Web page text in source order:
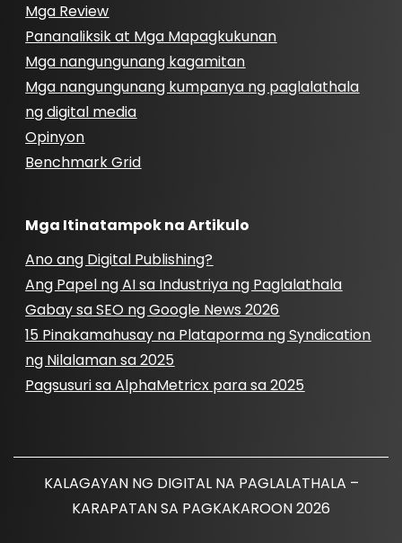
Mga Review
Pananaliksik at Mga Mapagkukunan
Mga nangungunang kagamitan
Mga nangungunang kumpanya ng paglalathala
ng digital media
Opinyon
Benchmark Grid
Mga Itinatampok na Artikulo
Ano ang Digital Publishing?
Ang Papel ng AI sa Industriya ng Paglalathala
Gabay sa SEO ng Google News 2026
15 Pinakamahusay na Plataporma ng Syndication
ng Nilalaman sa 2025
Pagsusuri sa AlphaMetricx para sa 2025
KALAGAYAN NG DIGITAL NA PAGLALATHALA –
KARAPATAN SA PAGKAKAROON 2026